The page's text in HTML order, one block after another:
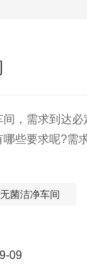
，需求到达
些要求呢?需
菌洁净车间
09